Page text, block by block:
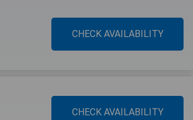
CHECK AVAILABILITY
CHECK AVAILABILITY